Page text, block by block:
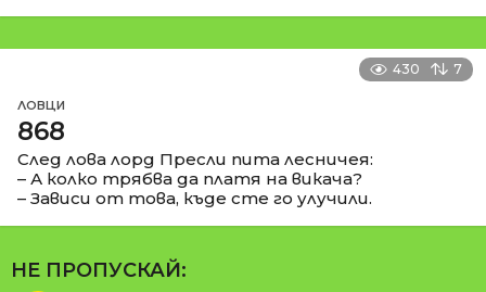
430 7
ЛОВЦИ
868
След лова лорд Пресли пита лесничея:
– А колко трябва да платя на викача?
– Зависи от това, къде сте го улучили.
НЕ ПРОПУСКАЙ: